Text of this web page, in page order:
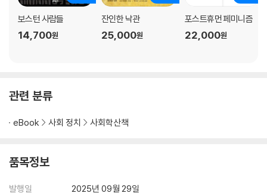
보스턴 사람들
14,700원
잔인한 낙관
25,000원
포스트휴먼 페미니즘
22,000원
관련 분류
eBook 사회 정치 사회학산책
품목정보
발행일
2025년 09월 29일